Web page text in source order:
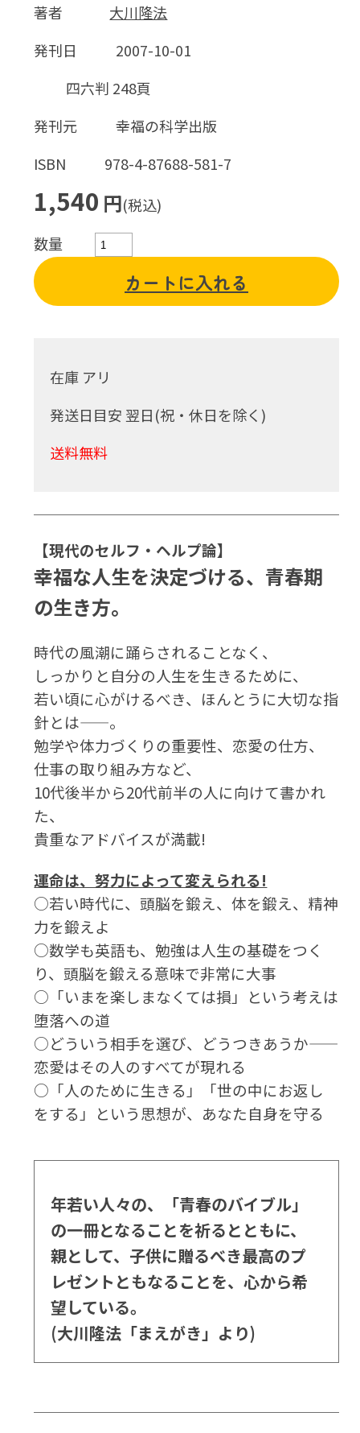
著者
大川隆法
発刊日
2007-10-01
四六判 248頁
発刊元
幸福の科学出版
ISBN
978-4-87688-581-7
1,540 円(税込)
数量
カートに入れる
在庫 アリ
発送日目安 翌日(祝・休日を除く)
送料無料
【現代のセルフ・ヘルプ論】
幸福な人生を決定づける、青春期
の生き方。
時代の風潮に踊らされることなく、
しっかりと自分の人生を生きるために、
若い頃に心がけるべき、ほんとうに大切な指
針とは——。
勉学や体力づくりの重要性、恋愛の仕方、
仕事の取り組み方など、
10代後半から20代前半の人に向けて書かれ
た、
貴重なアドバイスが満載!
運命は、努力によって変えられる!
○若い時代に、頭脳を鍛え、体を鍛え、精神
力を鍛えよ
○数学も英語も、勉強は人生の基礎をつく
り、頭脳を鍛える意味で非常に大事
○「いまを楽しまなくては損」という考えは
堕落への道
○どういう相手を選び、どうつきあうか——
恋愛はその人のすべてが現れる
○「人のために生きる」「世の中にお返し
をする」という思想が、あなた自身を守る
年若い人々の、「青春のバイブル」
の一冊となることを祈るとともに、
親として、子供に贈るべき最高のプ
レゼントともなることを、心から希
望している。
(大川隆法「まえがき」より)